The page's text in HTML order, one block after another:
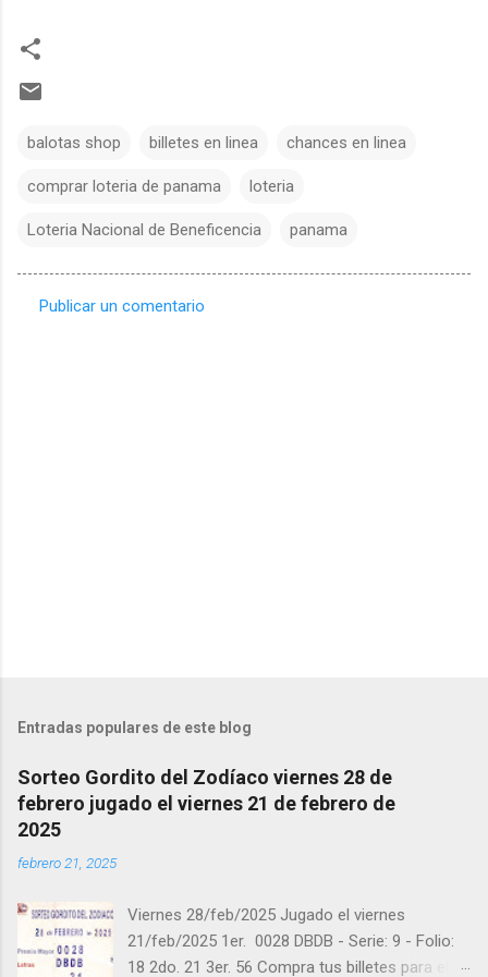
balotas shop billetes en linea chances en linea
comprar loteria de panama loteria
Loteria Nacional de Beneficencia panama
Publicar un comentario
Entradas populares de este blog
Sorteo Gordito del Zodíaco viernes 28 de
febrero jugado el viernes 21 de febrero de
2025
febrero 21, 2025
Viernes 28/feb/2025 Jugado el viernes
21/feb/2025 1er. 0028 DBDB - Serie: 9 - Folio:
18 2do. 21 3er. 56 Compra tus billetes para el